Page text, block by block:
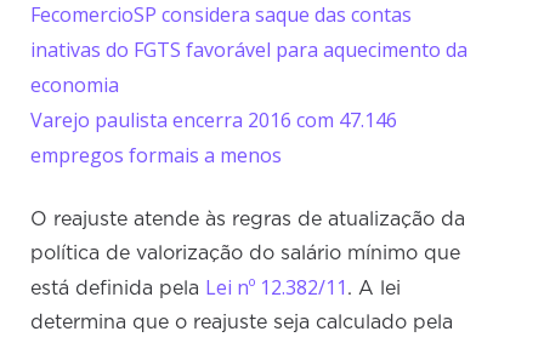
FecomercioSP considera saque das contas
inativas do FGTS favorável para aquecimento da
economia
Varejo paulista encerra 2016 com 47.146
empregos formais a menos
O reajuste atende às regras de atualização da
política de valorização do salário mínimo que
está definida pela Lei nº 12.382/11 . A lei
determina que o reajuste seja calculado pela